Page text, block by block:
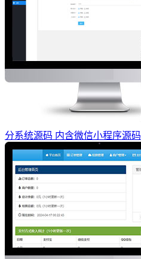
分系统源码 内含微信小程序源码